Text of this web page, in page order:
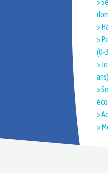
>
>
>
(0-
>
ans)
>
>
>